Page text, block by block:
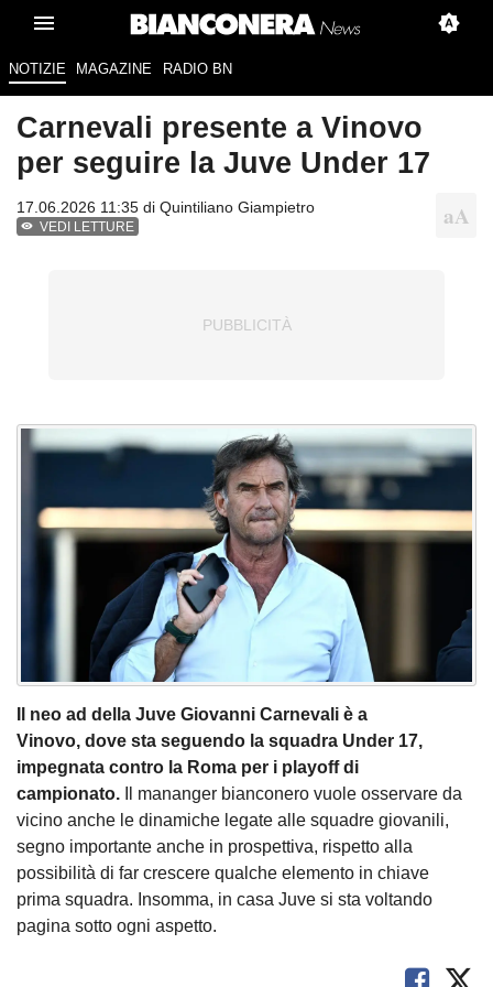
NOTIZIE MAGAZINE RADIO BN
Carnevali presente a Vinovo
per seguire la Juve Under 17
17.06.2026 11:35 di Quintiliano Giampietro
VEDI LETTURE
Il neo ad della Juve Giovanni Carnevali è a
Vinovo, dove sta seguendo la squadra Under 17,
impegnata contro la Roma per i playoff di
campionato.
Il mananger bianconero vuole osservare da
vicino anche le dinamiche legate alle squadre giovanili,
segno importante anche in prospettiva, rispetto alla
possibilità di far crescere qualche elemento in chiave
prima squadra. Insomma, in casa Juve si sta voltando
pagina sotto ogni aspetto.